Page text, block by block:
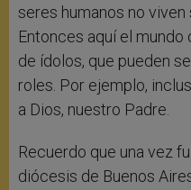
seres humanos no viven
Entonces aquí el
de ídolos, que pueden
roles. Por ejemplo,
a Dios, nuestro Padre.
Recuerdo que una vez
diócesis de Buenos